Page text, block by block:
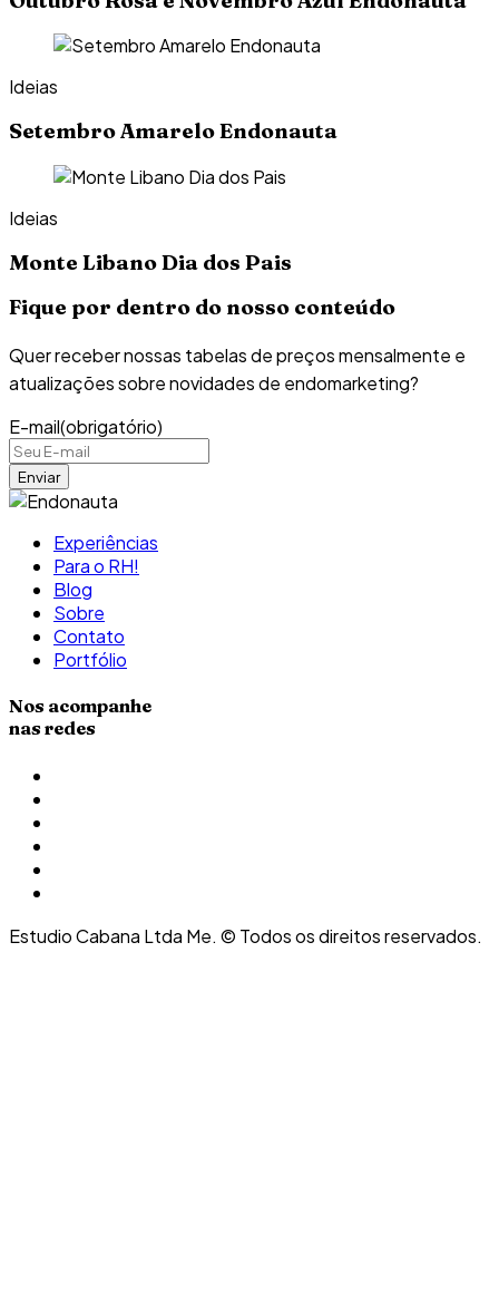
Ideias
Setembro Amarelo Endonauta
Ideias
Monte Libano Dia dos Pais
Fique por dentro do nosso conteúdo
Quer receber nossas tabelas de preços mensalmente e
atualizações sobre novidades de endomarketing?
E-mail(obrigatório)
Experiências
Para o RH!
Blog
Sobre
Contato
Portfólio
Nos acompanhe
nas redes
Estudio Cabana Ltda Me. © Todos os direitos reservados.